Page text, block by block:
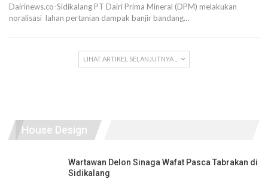
Dairinews.co-Sidikalang PT Dairi Prima Mineral (DPM) melakukan
noralisasi lahan pertanian dampak banjir bandang…
LIHAT ARTIKEL SELANJUTNYA ...
House Design
Wartawan Delon Sinaga Wafat Pasca Tabrakan di
Sidikalang